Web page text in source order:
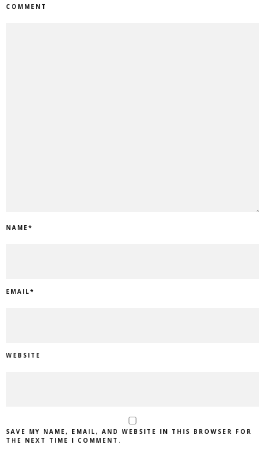
COMMENT
NAME*
EMAIL*
WEBSITE
SAVE MY NAME, EMAIL, AND WEBSITE IN THIS BROWSER FOR
THE NEXT TIME I COMMENT.